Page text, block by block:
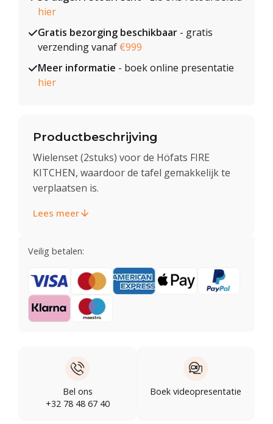
hier
Gratis bezorging beschikbaar - gratis
verzending vanaf €999
Meer informatie - boek online presentatie
hier
Productbeschrijving
Wielenset (2stuks) voor de Höfats FIRE
KITCHEN, waardoor de tafel gemakkelijk te
verplaatsen is.
Lees meer
Veilig betalen:
Bel ons
+32 78 48 67 40
Boek videopresentatie